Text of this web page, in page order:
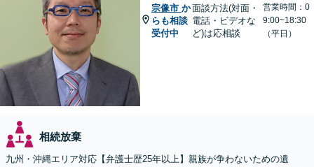
宗像市 か
らも相談
受付中
面談方法(対面・
電話・ビデオな
ど)は応相談
営業時間：0
9:00~18:30
（平日）
相続放棄
九州・沖縄エリア対応【弁護士歴25年以上】親族が争わないための遺